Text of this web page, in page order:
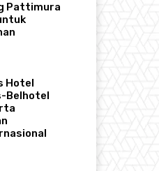
Pattimura
Hotel
Belhotel